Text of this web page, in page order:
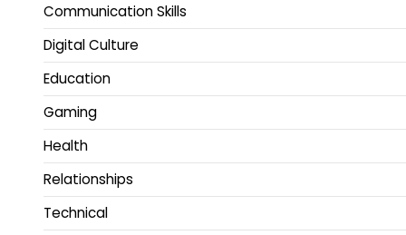
Communication Skills
Digital Culture
Education
Gaming
Health
Relationships
Technical